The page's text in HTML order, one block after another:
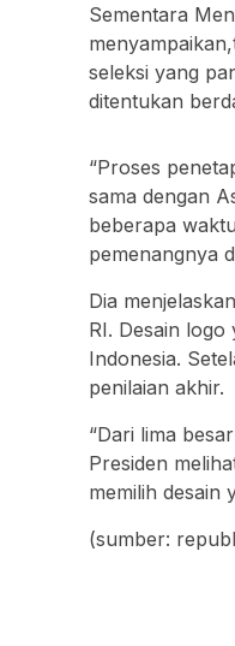
Sementara
seleksi yang
ditentukan
“Proses
sama dengan
beberapa
pemenangnya
Dia
RI. Desain
Indonesia.
penilaian akhir.
“Dari lima
Presiden
memilih desain
(sumber: